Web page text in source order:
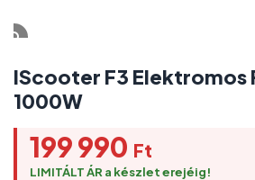
IScooter F3 Elektromos
1000W
199 990 Ft
LIMITÁLT ÁR a készlet erejéig!